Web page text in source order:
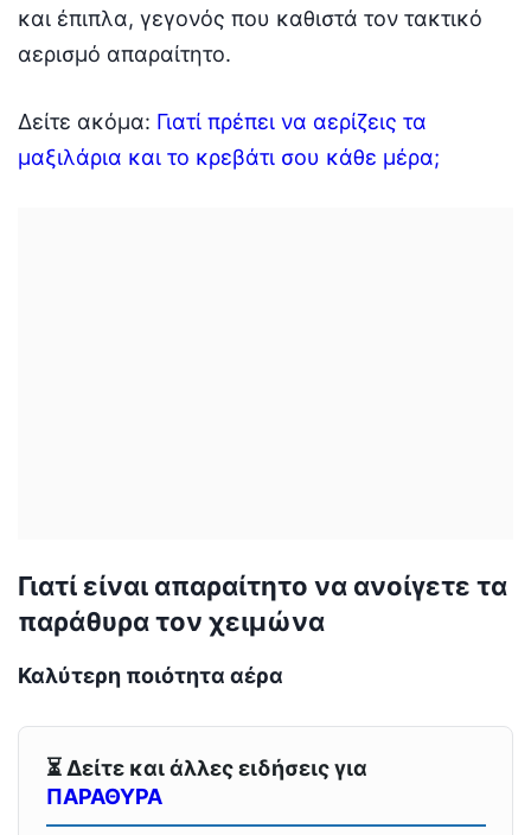
και έπιπλα, γεγονός που καθιστά τον τακτικό
αερισμό απαραίτητο.
Δείτε ακόμα: Γιατί πρέπει να αερίζεις τα
μαξιλάρια και το κρεβάτι σου κάθε μέρα;
Γιατί είναι απαραίτητο να ανοίγετε τα
παράθυρα τον χειμώνα
Καλύτερη ποιότητα αέρα
⏳ Δείτε και άλλες ειδήσεις για
ΠΑΡΑΘΥΡΑ